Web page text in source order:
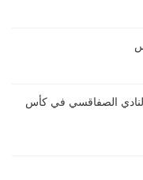
الصفاقسي في كأس